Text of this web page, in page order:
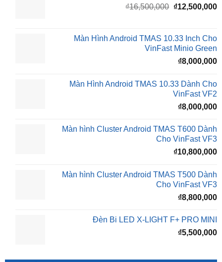
₫16,500,000 Giá
₫16,500,000.
₫12,500,000
Màn Hình Android TMAS 10.33 Inch Cho
VinFast Minio Green
₫8,000,000
Màn Hình Android TMAS 10.33 Dành Cho
VinFast VF2
₫8,000,000
Màn hình Cluster Android TMAS T600 Dành
Cho VinFast VF3
₫10,800,000
Màn hình Cluster Android TMAS T500 Dành
Cho VinFast VF3
₫8,800,000
Đèn Bi LED X-LIGHT F+ PRO MINI
₫5,500,000